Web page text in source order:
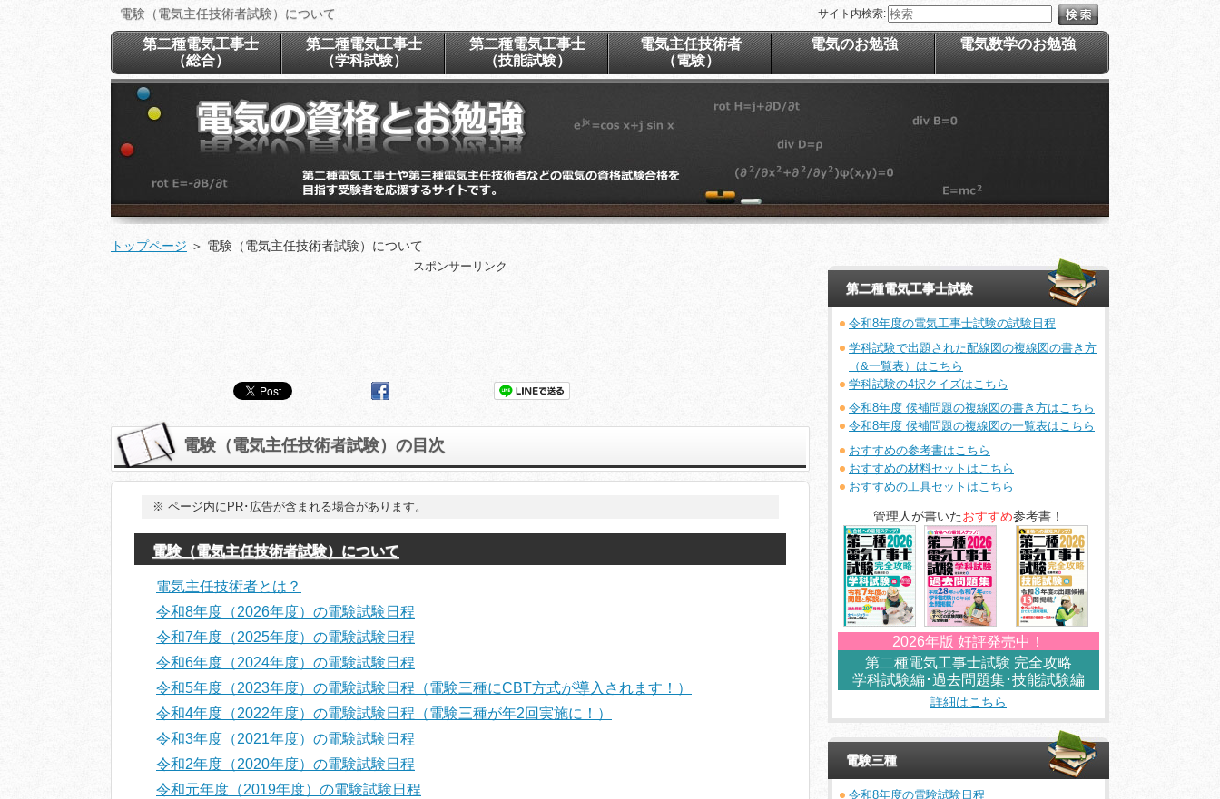
電験（電気主任技術者試験）について
トップページ ＞ 電験（電気主任技術者試験）について
スポンサーリンク
電験（電気主任技術者試験）の目次
※ ページ内にPR･広告が含まれる場合があります。
電験（電気主任技術者試験）について
電気主任技術者とは？
令和8年度（2026年度）の電験試験日程
令和7年度（2025年度）の電験試験日程
令和6年度（2024年度）の電験試験日程
令和5年度（2023年度）の電験試験日程（電験三種にCBT方式が導入されます！）
令和4年度（2022年度）の電験試験日程（電験三種が年2回実施に！）
令和3年度（2021年度）の電験試験日程
令和2年度（2020年度）の電験試験日程
令和元年度（2019年度）の電験試験日程
第二種電気工事士試験
令和8年度の電気工事士試験の試験日程
学科試験で出題された配線図の複線図の書き方
（&一覧表）はこちら
学科試験の4択クイズはこちら
令和8年度 候補問題の複線図の書き方はこちら
令和8年度 候補問題の複線図の一覧表はこちら
おすすめの参考書はこちら
おすすめの材料セットはこちら
おすすめの工具セットはこちら
管理人が書いたおすすめ参考書！
2026年版 好評発売中！
第二種電気工事士試験 完全攻略
学科試験編･過去問題集･技能試験編
詳細はこちら
電験三種
令和8年度の電験試験日程
第二種電気工事士
（総合）
第二種電気工事士
（学科試験）
第二種電気工事士
（技能試験）
電気主任技術者
（電験）
電気のお勉強 電気数学のお勉強
サイト内検索: